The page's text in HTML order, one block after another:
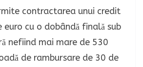
contractarea unui credit
euro cu o dobândă finală sub
nefiind mai mare de 530
de rambursare de 30 de